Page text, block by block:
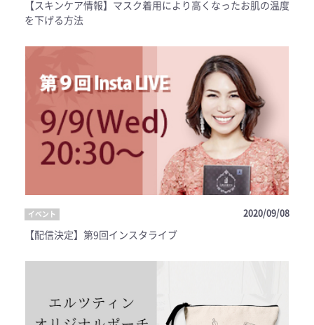
【スキンケア情報】マスク着用により高くなったお肌の温度
を下げる方法
イベント 2020/09/08
【配信決定】第9回インスタライブ